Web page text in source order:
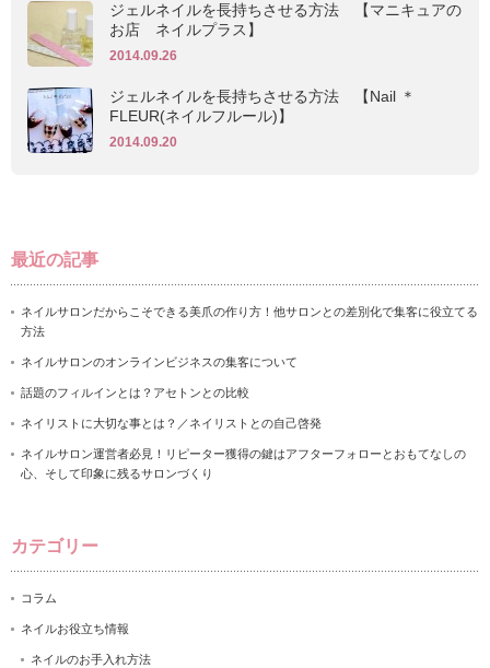
ジェルネイルを長持ちさせる方法 【マニキュアの
お店 ネイルプラス】
2014.09.26
ジェルネイルを長持ちさせる方法 【Nail ＊
FLEUR(ネイルフルール)】
2014.09.20
最近の記事
ネイルサロンだからこそできる美爪の作り方！他サロンとの差別化で集客に役立てる
方法
ネイルサロンのオンラインビジネスの集客について
話題のフィルインとは？アセトンとの比較
ネイリストに大切な事とは？／ネイリストとの自己啓発
ネイルサロン運営者必見！リピーター獲得の鍵はアフターフォローとおもてなしの
心、そして印象に残るサロンづくり
カテゴリー
コラム
ネイルお役立ち情報
ネイルのお手入れ方法